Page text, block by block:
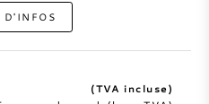
D'INFOS
(TVA incluse)